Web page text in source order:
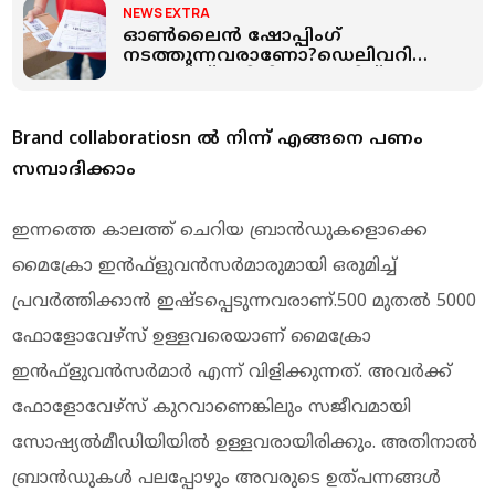
NEWS EXTRA
ഓണ്‍ലൈന്‍ ഷോപ്പിംഗ്
നടത്തുന്നവരാണോ?ഡെലിവറി
Brand collaboratiosn ല്‍ നിന്ന് എങ്ങനെ പണം
സമ്പാദിക്കാം
ഇന്നത്തെ കാലത്ത് ചെറിയ ബ്രാന്‍ഡുകളൊക്കെ
മൈക്രോ ഇന്‍ഫ്‌ളുവന്‍സര്‍മാരുമായി ഒരുമിച്ച്
പ്രവര്‍ത്തിക്കാന്‍ ഇഷ്ടപ്പെടുന്നവരാണ്.500 മുതല്‍ 5000
ഫോളോവേഴ്‌സ് ഉള്ളവരെയാണ് മൈക്രോ
ഇന്‍ഫ്‌ളുവന്‍സര്‍മാര്‍ എന്ന് വിളിക്കുന്നത്. അവര്‍ക്ക്
ഫോളോവേഴ്‌സ് കുറവാണെങ്കിലും സജീവമായി
സോഷ്യല്‍മീഡിയിയില്‍ ഉള്ളവരായിരിക്കും. അതിനാല്‍
ബ്രാന്‍ഡുകള്‍ പലപ്പോഴും അവരുടെ ഉത്പന്നങ്ങള്‍